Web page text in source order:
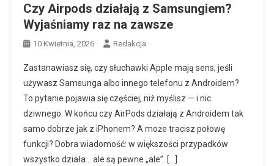
Czy Airpods działają z Samsungiem?
Wyjaśniamy raz na zawsze
10 Kwietnia, 2026 Redakcja
Zastanawiasz się, czy słuchawki Apple mają sens, jeśli
używasz Samsunga albo innego telefonu z Androidem?
To pytanie pojawia się częściej, niż myślisz — i nic
dziwnego. W końcu czy AirPods działają z Androidem tak
samo dobrze jak z iPhonem? A może tracisz połowę
funkcji? Dobra wiadomość: w większości przypadków
wszystko działa… ale są pewne „ale”. […]